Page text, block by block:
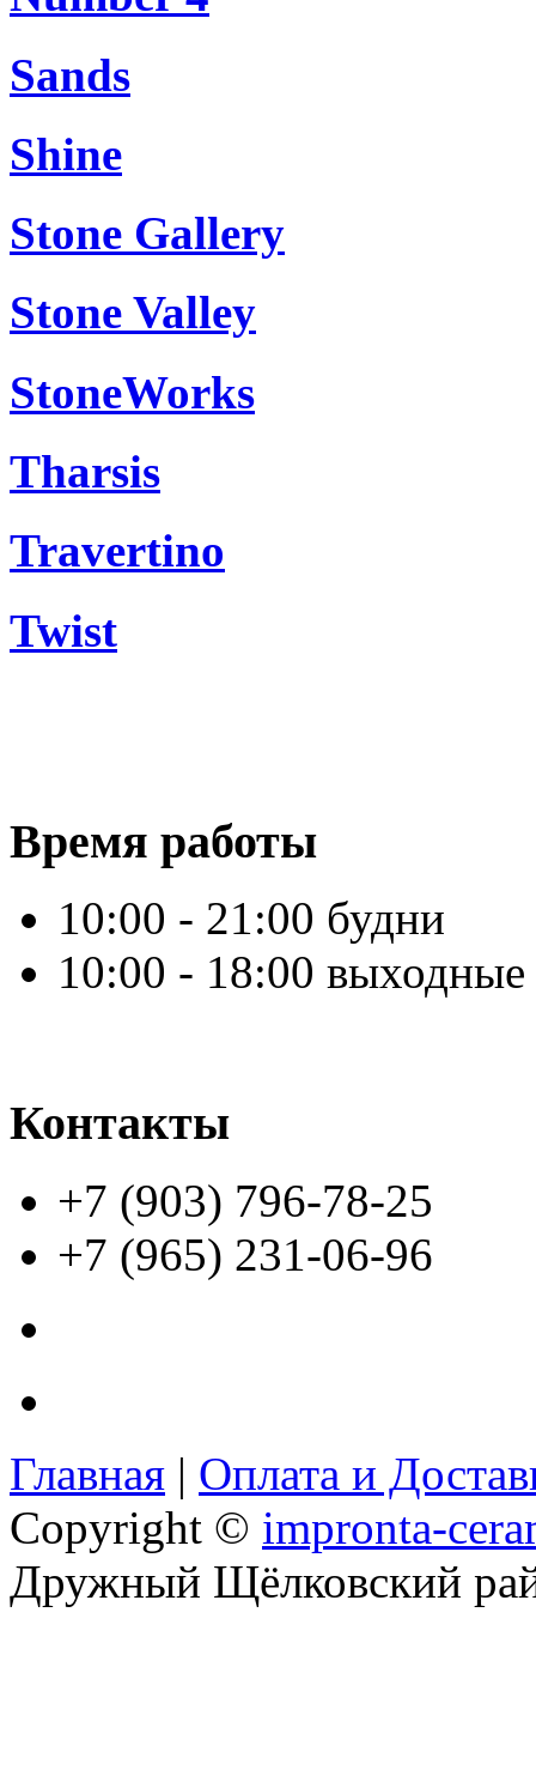
Sands
Shine
Stone Gallery
Stone Valley
StoneWorks
Tharsis
Travertino
Twist
Время работы
10:00 - 21:00 будни
10:00 - 18:00 выходные
Контакты
+7 (903) 796-78-25
+7 (965) 231-06-96
Главная | Оплата и
Copyright © impronta-
Дружный Щёлковский